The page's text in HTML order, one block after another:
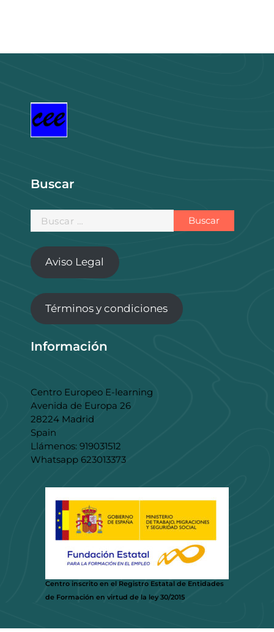
Buscar
Buscar:
Aviso Legal
Términos y condiciones
Información
Centro Europeo E-learning
Avenida de Europa 26
28224 Madrid
Spain
Llámenos: 919031512
Whatsapp 623013373
Centro inscrito en el Registro Estatal de Entidades
de Formación en virtud de la ley 30/2015